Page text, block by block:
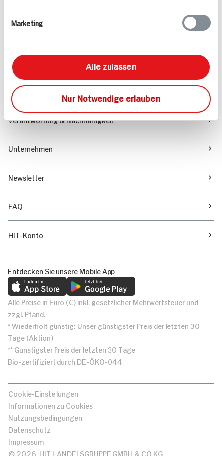
Marketing
Alle zulassen
Nur Notwendige erlauben
Marktfinder
Unser Magazin
Verantwortung & Nachhaltigkeit
Unternehmen
Newsletter
FAQ
HIT-Konto
Entdecken Sie unsere Mobile App
Alle Preise in Euro (€) inkl. gesetzlicher Mehrwertsteuer und
zzgl. Pfand.
* Wiederholt günstig: Unser günstigster Preis der letzten 30
Tage (Aktion)
** Günstigster Preis der letzten 30 Tage
Bio-zertifiziert durch DE-ÖKO-044
Cookie-Einstellungen
Informationen zu Cookies
Nutzungsbedingungen
Datenschutz
Impressum
© 2026, HIT HANDELSGRUPPE GMBH & CO KG